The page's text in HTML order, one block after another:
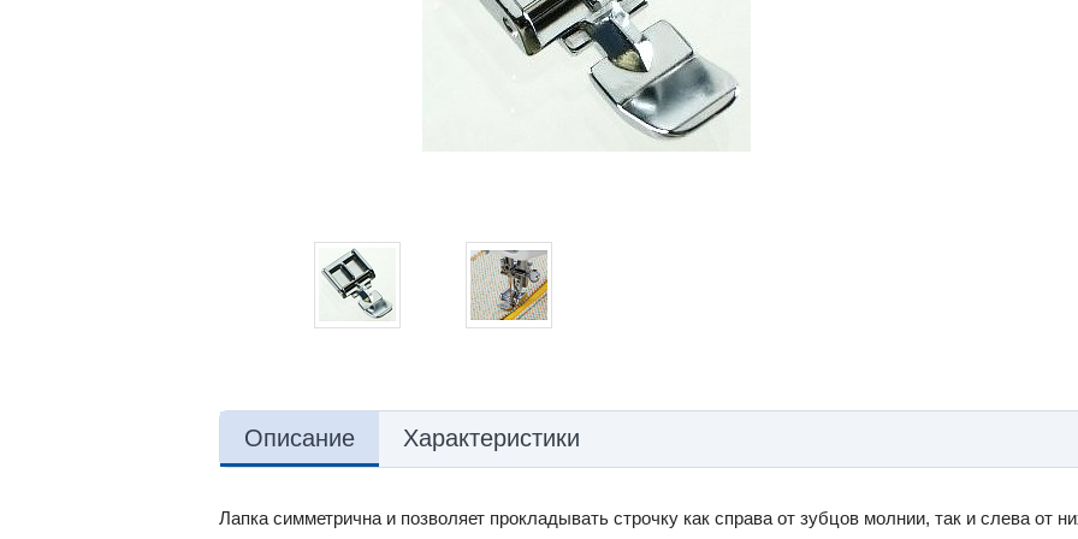
Описание Характеристики
Лапка симметрична и позволяет прокладывать строчку как справа от зубцов молнии, так и слева от